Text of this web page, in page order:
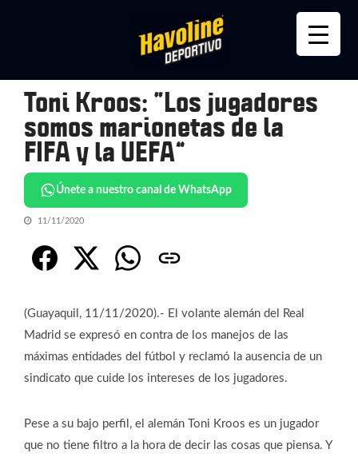
Toni Kroos: “Los jugadores
somos marionetas de la
FIFA y la UEFA”
Únete a nuestro canal de WhatsApp
11/11/2020
(Guayaquil, 11/11/2020).- El volante alemán del Real
Madrid se expresó en contra de los manejos de las
máximas entidades del fútbol y reclamó la ausencia de un
sindicato que cuide los intereses de los jugadores.
Pese a su bajo perfil, el alemán Toni Kroos es un jugador
que no tiene filtro a la hora de decir las cosas que piensa. Y